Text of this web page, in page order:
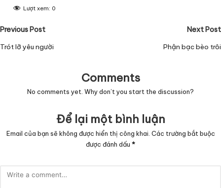
Lượt xem: 0
Post
navigation
Previous Post
Trót lỡ yêu người
Next Post
Phận bạc bèo trôi
Comments
No comments yet. Why don’t you start the discussion?
Để lại một bình luận
Email của bạn sẽ không được hiển thị công khai. Các trường bắt buộc
được đánh dấu *